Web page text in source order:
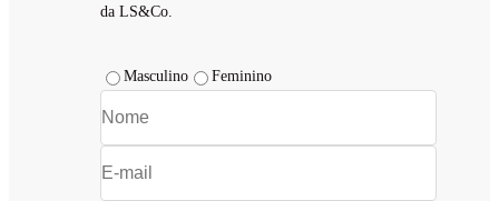
da LS&Co.
Masculino Feminino